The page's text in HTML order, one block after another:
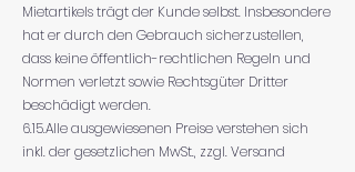
Mietartikels trägt der Kunde selbst. Insbesondere
hat er durch den Gebrauch sicherzustellen,
dass keine öffentlich-rechtlichen Regeln und
Normen verletzt sowie Rechtsgüter Dritter
beschädigt werden.
6.15.Alle ausgewiesenen Preise verstehen sich
inkl. der gesetzlichen MwSt., zzgl. Versand